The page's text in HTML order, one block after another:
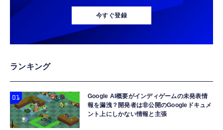
ニンテンドープリペイド番号 500円|オンライ
ンコード版
￥500
コード]
￥1,000
プレイステーション ストアチケット 1,100円|
NVMe SSD MZ-9LQ256A MZ9LQ256HAJD-
000D1 M.2 2230 PCIe Gen3 x4 内蔵SSD 読
込最大3100MB/s 書込最大1300MB/s Dell
￥5,380
8C/16T/3.4GHz/105W 保証4年 100-
100000651POF_4Y CP1741
￥68,889
Samsung 8GB DDR4 2666MHz PC4-21300
本】タイプc ケーブル PD対応 60W急速充
電】データ転送 断線防止 高耐久ナイロン
iPhone 17/iPhone 16 /iPhone 15 /
￥749
300000RPM高速モーター 4段階風量調整 多種
類ノズル付き Type-C充電式 コードレス 小型
軽量 ブロワー PC掃除 キーボード 車内清掃
洗車 空気入れ 家庭用 日本語取扱説明書付き
￥2,980
タッチペン タブレット ペン Pycuse 2026全
今すぐ登録
ランキング
Google AI概要がインディゲームの未発表情
報を漏洩？開発者は非公開のGoogleドキュメ
ント上にしかない情報と主張